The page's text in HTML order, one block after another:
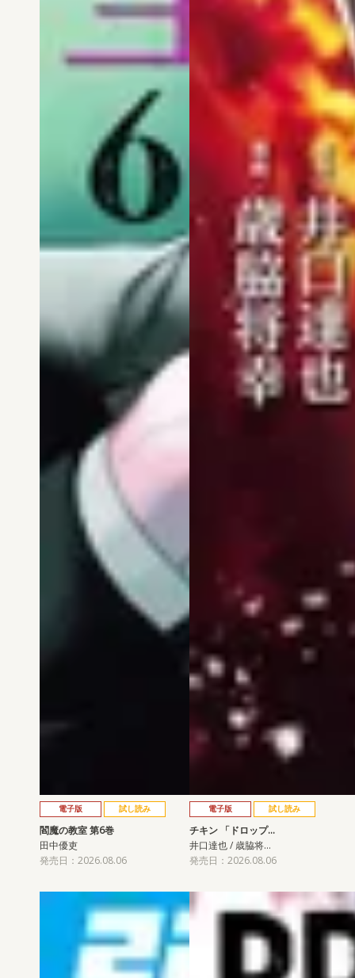
電子版 試し読み
閻魔の教室 第6巻
田中優吏
発売日：2026.08.06
電子版 試し読み
チキン 「ドロップ…
井口達也 / 歳脇将…
発売日：2026.08.06